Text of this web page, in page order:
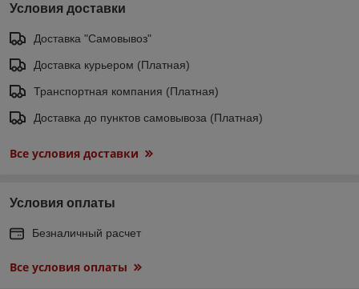
Условия доставки
Доставка "Самовывоз"
Доставка курьером (Платная)
Транспортная компания (Платная)
Доставка до пунктов самовывоза (Платная)
Все условия доставки
Условия оплаты
Безналичный расчет
Все условия оплаты